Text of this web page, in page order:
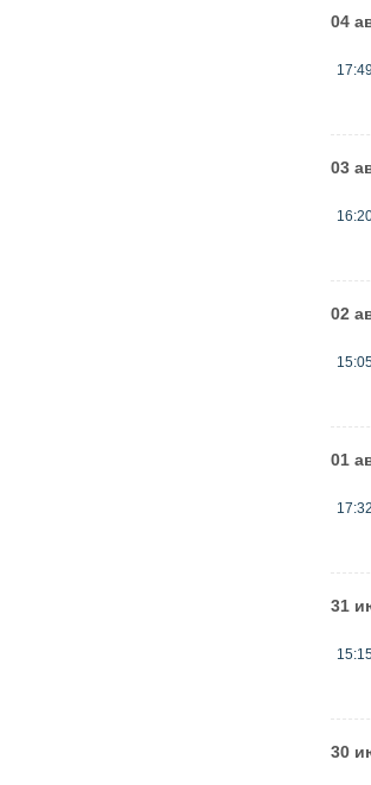
04
17:49
03
02
01
17:32
31
30